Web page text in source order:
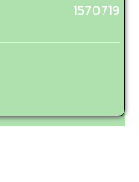
1570719